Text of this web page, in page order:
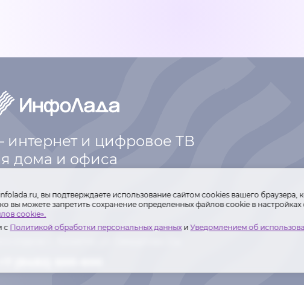
и цифровое ТВ
дома и офиса
ТелефонияОплатаКонтакты
вы подтверждаете использование сайтом сооkiеѕ вашего браузера,
вы можете запретить сохранение определенных файлов cookie в настройках
cookie».
с Политикой обработки персональных данныхиУведомлением об